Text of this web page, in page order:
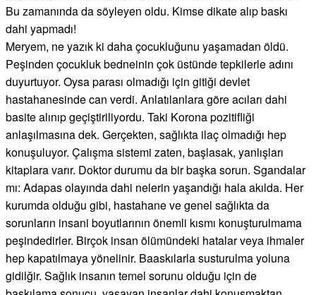
Bu zamanında da söyleyen oldu. Kimse dikate alıp baskı
dahi yapmadı!
Meryem, ne yazık ki daha çocukluğunu yaşamadan öldü.
Peşinden çocukluk bedneinin çok üstünde tepkilerle adını
duyurtuyor. Oysa parası olmadığı için gitiği devlet
hastahanesinde can verdi. Anlatılanlara göre acıları dahi
basite alınıp geçiştiriliyordu. Taki Korona pozitifliği
anlaşılmasına dek. Gerçekten, sağlıkta ilaç olmadığı hep
konuşuluyor. Çalışma sistemi zaten, başlasak, yanlışları
kitaplara varır. Doktor durumu da bir başka sorun. Sgandalar
mı: Adapas olayında dahi nelerin yaşandığı hala akılda. Her
kurumda olduğu gibi, hastahane ve genel sağlıkta da
sorunların insani boyutlarının önemli kısmı konuşturulmama
peşindedirler. Birçok insan ölümündeki hatalar veya ihmaler
hep kapatılmaya yönelinir. Baaskılarla susturulma yoluna
gidilğir. Sağlık insanın temel sorunu olduğu için de